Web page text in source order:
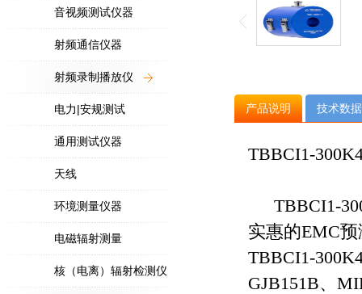
音视频测试仪器
射频通信仪器
射频录制播放仪
电力|安规测试
通用测试仪器
天线
环境测量仪器
电磁辐射测量
核（电离）辐射检测仪
产品说明 技术数据
TBBCI1-
TBBCI1-
实惠的EMC预
TBBCI1-
GJB151B、